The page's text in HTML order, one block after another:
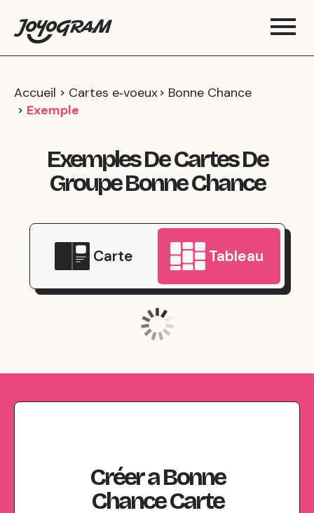
Accueil Cartes e‑voeux
Bonne Chance
Exemple
Exemples De Cartes De
Groupe Bonne Chance
Carte Tableau
CréeraBonne
ChanceCarte